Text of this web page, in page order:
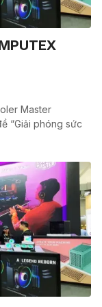
Master
“Giải phóng sức